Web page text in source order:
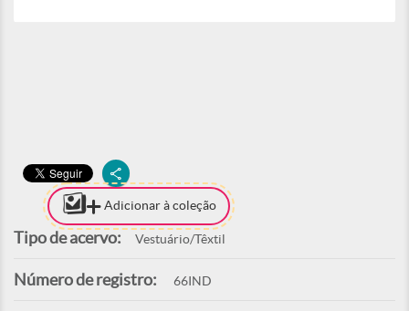
Adicionar à coleção
Tipo de acervo: Vestuário/Têxtil
Número de registro: 66IND